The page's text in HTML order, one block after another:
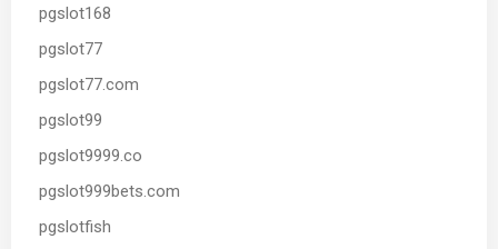
pgslot168
pgslot77
pgslot77.com
pgslot99
pgslot9999.co
pgslot999bets.com
pgslotfish